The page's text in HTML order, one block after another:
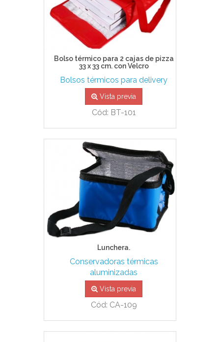
Bolso térmico para 2 cajas de pizza
33 x 33 cm. con Velcro
Bolsos térmicos para delivery
Vista previa
Cód: BT-101
Lunchera.
Conservadoras térmicas
aluminizadas
Vista previa
Cód: CA-109